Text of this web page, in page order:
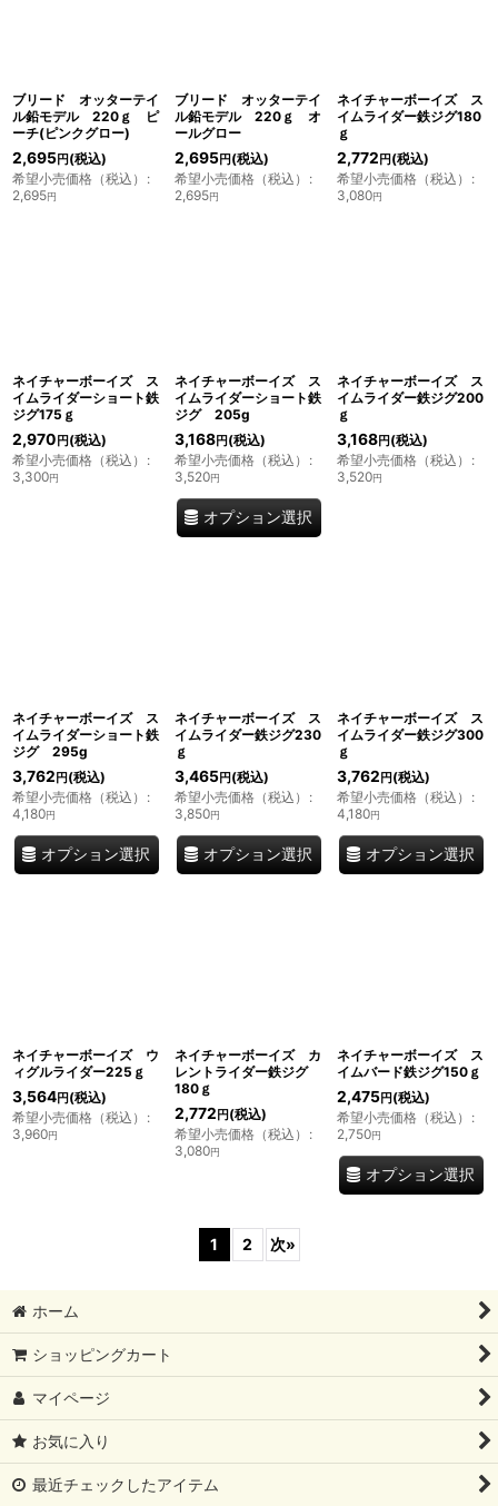
ブリード オッターテイ
ル鉛モデル 220ｇ ピ
ーチ(ピンクグロー)
2,695円 (税込)
希望小売価格（税込） :
2,695円
ブリード オッターテイ
ル鉛モデル 220ｇ オ
ールグロー
2,695円(税込)
希望小売価格（税込） :
2,695円
ネイチャーボーイズ ス
イムライダー鉄ジグ180
ｇ
2,772 円(税込)
希望小売価格（税込） :
3,080円
ネイチャーボーイズ ス
イムライダーショート鉄
ジグ175ｇ
2,970 円 (税込)
希望小売価格（税込） :
3,300円
ネイチャーボーイズ ス
イムライダーショート鉄
ジグ 205g
3,168円(税込)
希望小売価格（税込） :
3,520円
オプション選択
ネイチャーボーイズ ス
イムライダー鉄ジグ200
ｇ
3,168円(税込)
希望小売価格（税込） :
3,520円
ネイチャーボーイズ ス
イムライダーショート鉄
ジグ 295g
3,762 円 (税込)
希望小売価格（税込） :
4,180円
オプション選択
ネイチャーボーイズ ス
イムライダー鉄ジグ230
ｇ
3,465円(税込)
希望小売価格（税込） :
3,850円
オプション選択
ネイチャーボーイズ ス
イムライダー鉄ジグ300
ｇ
3,762 円(税込)
希望小売価格（税込） :
4,180円
オプション選択
ネイチャーボーイズ ウ
ィグルライダー225ｇ
3,564円 (税込)
希望小売価格（税込） :
3,960円
ネイチャーボーイズ カ
レントライダー鉄ジグ
180ｇ
2,772 円(税込)
希望小売価格（税込） :
3,080円
ネイチャーボーイズ ス
イムバード鉄ジグ150ｇ
2,475円(税込)
希望小売価格（税込） :
2,750円
オプション選択
1 2 次»
ホーム
ショッピングカート
マイページ
お気に入り
最近チェックしたアイテム